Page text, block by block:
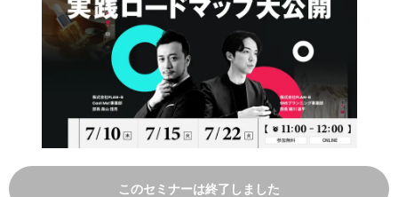
このセミナーは終了しました